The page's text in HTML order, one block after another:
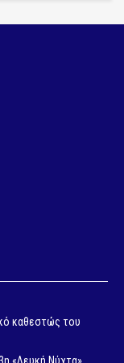
καθεστώς του